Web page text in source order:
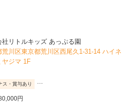
社リトルキッズ あっぷる園
荒川区東京都荒川区西尾久1-31-14 ハイネ
ヤジマ 1F
ス・賞与あり
円